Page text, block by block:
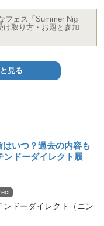
フェス「Summer Nig
け取り方・お題と参加
見る
いつ？過去の内容も
ンドーダイレクト履
ドーダイレクト（ニン